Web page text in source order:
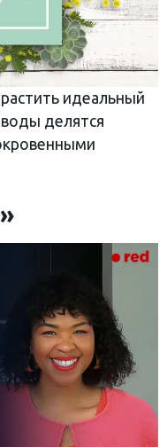
идеальный
делятся